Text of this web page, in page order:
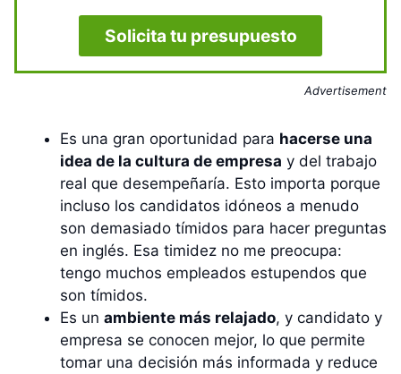
Solicita tu presupuesto
Advertisement
Es una gran oportunidad para hacerse una
idea de la cultura de empresa y del trabajo
real que desempeñaría. Esto importa porque
incluso los candidatos idóneos a menudo
son demasiado tímidos para hacer preguntas
en inglés. Esa timidez no me preocupa:
tengo muchos empleados estupendos que
son tímidos.
Es un ambiente más relajado, y candidato y
empresa se conocen mejor, lo que permite
tomar una decisión más informada y reduce